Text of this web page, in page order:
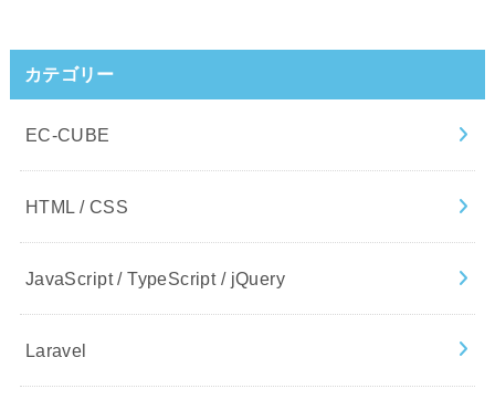
カテゴリー
EC-CUBE
HTML / CSS
JavaScript / TypeScript / jQuery
Laravel